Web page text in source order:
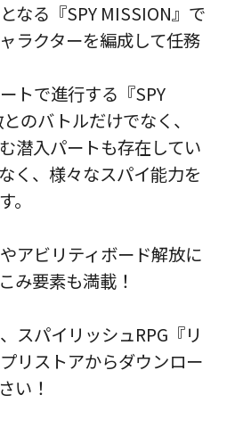
なる『SPY MISSION』で
ラクターを編成して任務
トで進行する『SPY
のバトルだけでなく、
潜入パートも存在してい
く、様々なスパイ能力を
。
アビリティボード解放に
み要素も満載！
スパイリッシュRPG『リ
リストアからダウンロー
い！